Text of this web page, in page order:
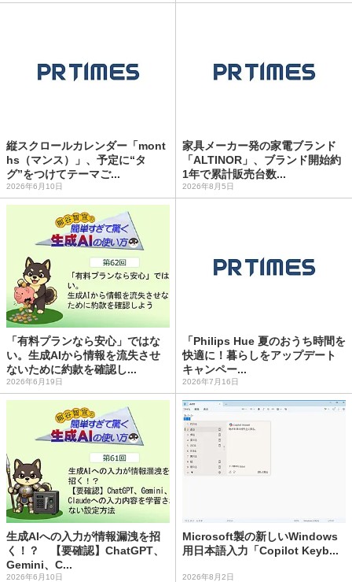
縦スクロールカレンダー「mont
hs（マンス）」、予定に“タ
グ”をつけてテーマご...
2026年6月10日
家具メーカー発の家電ブランド
「ALTINOR」、ブランド開始約
1年で累計販売台数...
2026年8月5日
「有料プランなら安心」ではな
い。生成AIから情報を流失させ
ないために約款を確認し...
2026年6月19日
「Philips Hue 夏のおうち時間を
快適に！暮らしをアップデート
キャンペー...
2026年7月16日
生成AIへの入力が情報漏洩を招
く！？ 【要確認】ChatGPT、
Gemini、C...
2026年6月10日
Microsoft製の新しいWindows
用日本語入力「Copilot Keyb...
2026年8月2日